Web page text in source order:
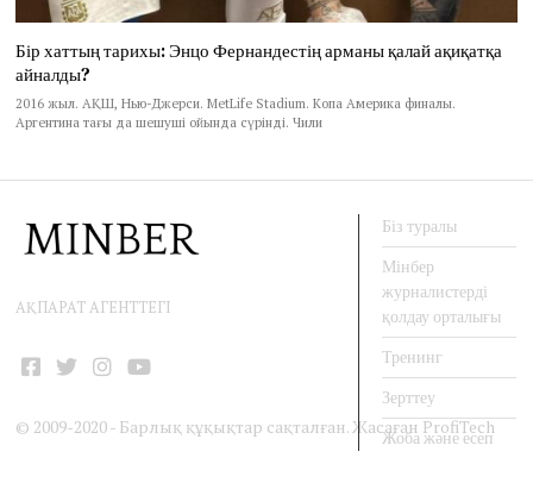
Бір хаттың тарихы: Энцо Фернандестің арманы қалай ақиқатқа
айналды?
2016 жыл. АҚШ, Нью-Джерси. MetLife Stadium. Копа Америка финалы.
Аргентина тағы да шешуші ойында сүрінді. Чили
АҚПАРАТ АГЕНТТЕГІ
© 2009-2020 - Барлық құқықтар сақталған. ЖасағанProfiTech
Біз туралы
Мінбер
журналистерді
қолдау орталығы
Тренинг
Зерттеу
Жоба және есеп